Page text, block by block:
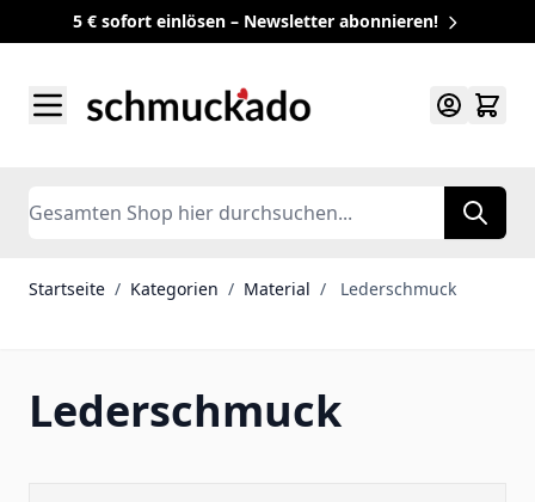
5 € sofort einlösen – Newsletter abonnieren!
Search
Startseite / Kategorien / Material / Lederschmuck
Lederschmuck